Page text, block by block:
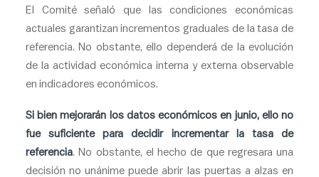
El Comité señaló que las condiciones económicas
actuales garantizan incrementos graduales de la tasa de
referencia. No obstante, ello dependerá de la evolución
de la actividad económica interna y externa observable
en indicadores económicos.
Si bien mejorarán los datos económicos en junio, ello no
fue suficiente para decidir incrementar la tasa de
referencia. No obstante, el hecho de que regresara una
decisión no unánime puede abrir las puertas a alzas en